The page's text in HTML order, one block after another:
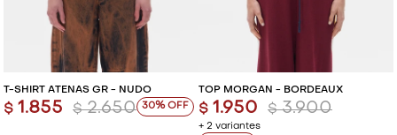
T-SHIRT ATENAS GR - NUDO
$ 1.855 $ 2.650 30
TOP MORGAN - BORDEAUX
+ 2 variantes
$ 1.950 $ 3.900